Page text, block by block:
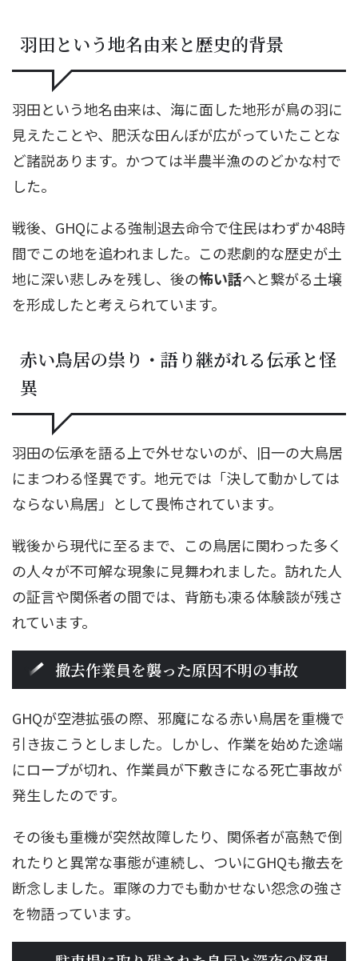
羽田という地名由来と歴史的背景
羽田という地名由来は、海に面した地形が鳥の羽に
見えたことや、肥沃な田んぼが広がっていたことな
ど諸説あります。かつては半農半漁ののどかな村で
した。
戦後、GHQによる強制退去命令で住民はわずか48時
間でこの地を追われました。この悲劇的な歴史が土
地に深い悲しみを残し、後の怖い話へと繋がる土壌
を形成したと考えられています。
赤い鳥居の祟り・語り継がれる伝承と怪
異
羽田の伝承を語る上で外せないのが、旧一の大鳥居
にまつわる怪異です。地元では「決して動かしては
ならない鳥居」として畏怖されています。
戦後から現代に至るまで、この鳥居に関わった多く
の人々が不可解な現象に見舞われました。訪れた人
の証言や関係者の間では、背筋も凍る体験談が残さ
れています。
撤去作業員を襲った原因不明の事故
GHQが空港拡張の際、邪魔になる赤い鳥居を重機で
引き抜こうとしました。しかし、作業を始めた途端
にロープが切れ、作業員が下敷きになる死亡事故が
発生したのです。
その後も重機が突然故障したり、関係者が高熱で倒
れたりと異常な事態が連続し、ついにGHQも撤去を
断念しました。軍隊の力でも動かせない怨念の強さ
を物語っています。